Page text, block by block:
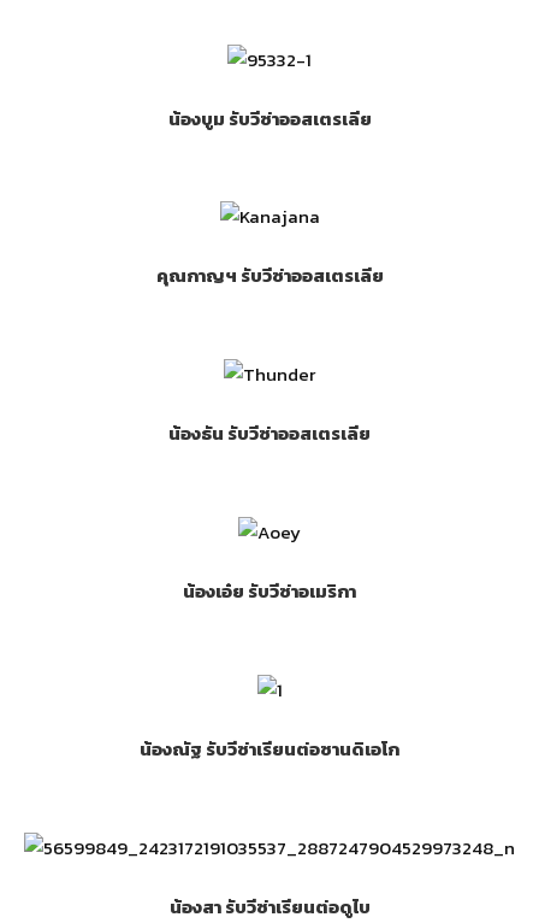
น้องบูม รับวีซ่าออสเตรเลีย
คุณกาญฯ รับวีซ่าออสเตรเลีย
น้องธัน รับวีซ่าออสเตรเลีย
น้องเอ๋ย รับวีซ่าอเมริกา
น้องณัฐ รับวีซ่าเรียนต่อซานดิเอโก
น้องสา รับวีซ่าเรียนต่อดูไบ